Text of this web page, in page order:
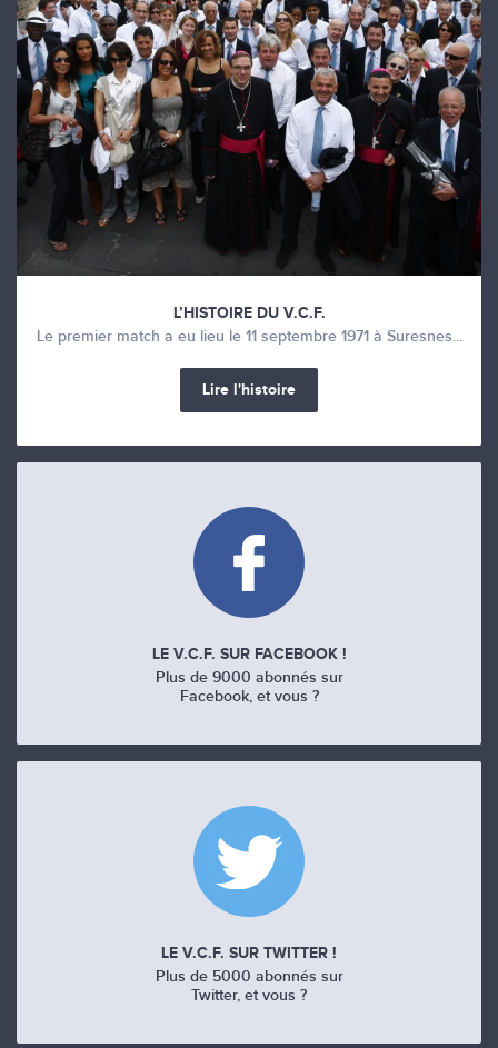
L’HISTOIRE DU V.C.F.
Le premier match a eu lieu le 11 septembre 1971 à Suresnes...
Lire l'histoire
LE V.C.F. SUR FACEBOOK !
Plus de 9000 abonnés sur
Facebook, et vous ?
LE V.C.F. SUR TWITTER !
Plus de 5000 abonnés sur
Twitter, et vous ?